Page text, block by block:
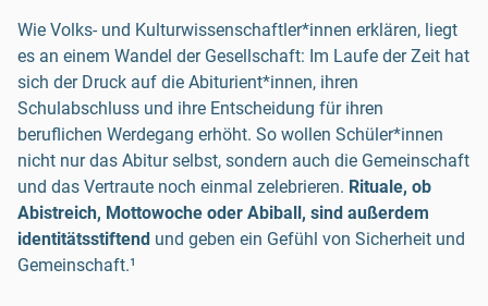
Wie Volks- und Kulturwissenschaftler*innen erklären, liegt
es an einem Wandel der Gesellschaft: Im Laufe der Zeit hat
sich der Druck auf die Abiturient*innen, ihren
Schulabschluss und ihre Entscheidung für ihren
beruflichen Werdegang erhöht. So wollen Schüler*innen
nicht nur das Abitur selbst, sondern auch die Gemeinschaft
und das Vertraute noch einmal zelebrieren. Rituale, ob
Abistreich, Mottowoche oder Abiball, sind außerdem
identitätsstiftend und geben ein Gefühl von Sicherheit und
Gemeinschaft.¹